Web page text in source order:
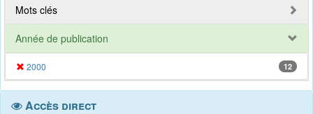
Mots clés
Année de publication
2000 12
Accès direct